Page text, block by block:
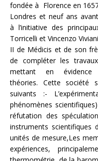
fondée à Florence en
Londres et neuf ans
à l’initiative des
Torricelli et Vincenzo
II de Médicis et de son
de compléter les
mettant en
théories. Cette société
suivants :-
phénomènes
réfutation des
instruments scientifiques
unités de mesure,Les
expériences,